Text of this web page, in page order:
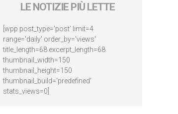
LE NOTIZIE PIÙ LETTE
[wpp post_type='post' limit=4
range='daily' order_by='views'
title_length=68 excerpt_length=68
thumbnail_width=150
thumbnail_height=150
thumbnail_build='predefined'
stats_views=0]